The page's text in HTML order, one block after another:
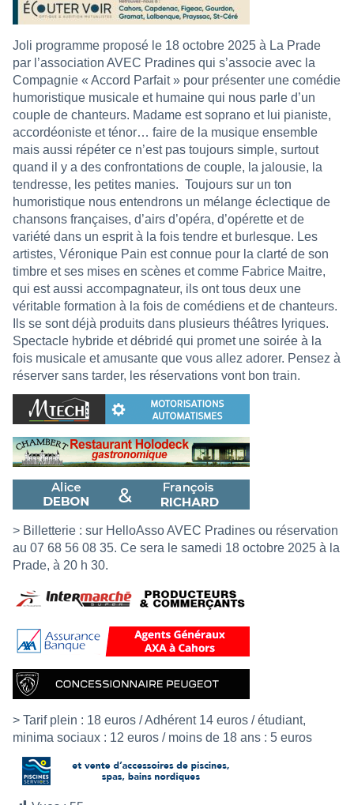
Joli programme proposé le 18 octobre 2025 à La Prade
par l’association AVEC Pradines qui s’associe avec la
Compagnie « Accord Parfait » pour présenter une comédie
humoristique musicale et humaine qui nous parle d’un
couple de chanteurs. Madame est soprano et lui pianiste,
accordéoniste et ténor… faire de la musique ensemble
mais aussi répéter ce n’est pas toujours simple, surtout
quand il y a des confrontations de couple, la jalousie, la
tendresse, les petites manies. Toujours sur un ton
humoristique nous entendrons un mélange éclectique de
chansons françaises, d’airs d’opéra, d’opérette et de
variété dans un esprit à la fois tendre et burlesque. Les
artistes, Véronique Pain est connue pour la clarté de son
timbre et ses mises en scènes et comme Fabrice Maitre,
qui est aussi accompagnateur, ils ont tous deux une
véritable formation à la fois de comédiens et de chanteurs.
Ils se sont déjà produits dans plusieurs théâtres lyriques.
Spectacle hybride et débridé qui promet une soirée à la
fois musicale et amusante que vous allez adorer. Pensez à
réserver sans tarder, les réservations vont bon train.
> Billetterie : sur HelloAsso AVEC Pradines ou réservation
au 07 68 56 08 35. Ce sera le samedi 18 octobre 2025 à la
Prade, à 20 h 30.
> Tarif plein : 18 euros / Adhérent 14 euros / étudiant,
minima sociaux : 12 euros / moins de 18 ans : 5 euros